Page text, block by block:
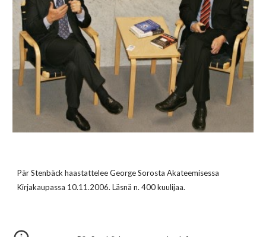
Pär Stenbäck haastattelee George Sorosta Akateemisessa
Kirjakaupassa 10.11.2006. Läsnä n. 400 kuulijaa.